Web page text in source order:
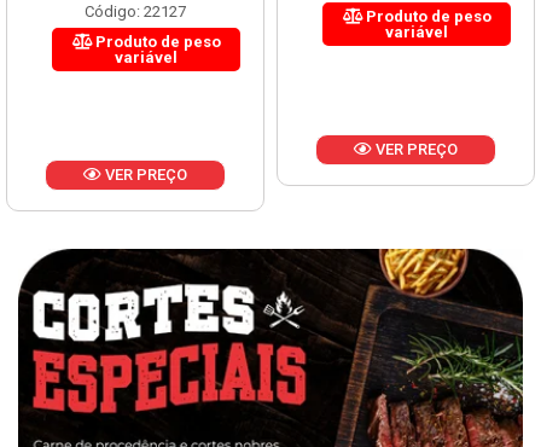
Código: 22127
Produto de peso
variável
VER PREÇO
Produto de peso
variável
VER PREÇO